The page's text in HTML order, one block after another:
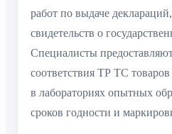
работ по выдаче
свидетельств о
Специалисты
соответствия ТР ТС
в лабораториях опытных
сроков годности и